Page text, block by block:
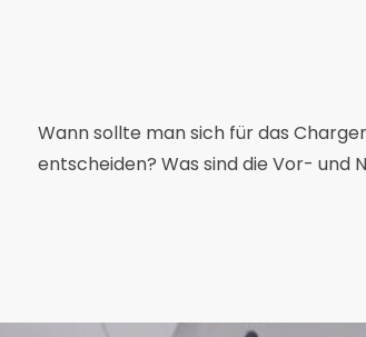
Wann sollte man sich für das
entscheiden? Was sind die Vor- und